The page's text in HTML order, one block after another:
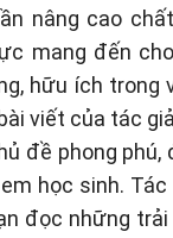
nâng cao
mang đến
hữu ích trong
viết của tác
đề phong phú,
học sinh. Tác
đọc những trải